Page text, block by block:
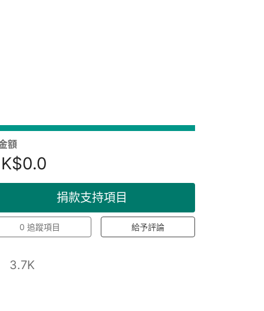
額
捐款支持項目
0 追蹤項目 給予評論
3.7K